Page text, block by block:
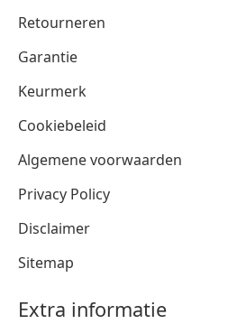
Retourneren
Garantie
Keurmerk
Cookiebeleid
Algemene voorwaarden
Privacy Policy
Disclaimer
Sitemap
Extra informatie